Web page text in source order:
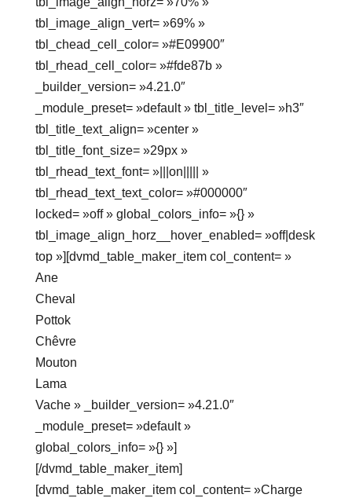
tbl_image_align_vert= »69% »
tbl_chead_cell_color= »#E09900″
tbl_rhead_cell_color= »#fde87b »
_builder_version= »4.21.0″
_module_preset= »default » tbl_title_level= »h3″
tbl_title_text_align= »center »
tbl_title_font_size= »29px »
tbl_rhead_text_font= »|||on||||| »
tbl_rhead_text_text_color= »#000000″
locked= »off » global_colors_info= »{} »
tbl_image_align_horz__hover_enabled= »off|desk
top »][dvmd_table_maker_item col_content= »
Ane
Cheval
Pottok
Chêvre
Mouton
Lama
Vache » _builder_version= »4.21.0″
_module_preset= »default »
global_colors_info= »{} »]
[/dvmd_table_maker_item]
[dvmd_table_maker_item col_content= »Charge